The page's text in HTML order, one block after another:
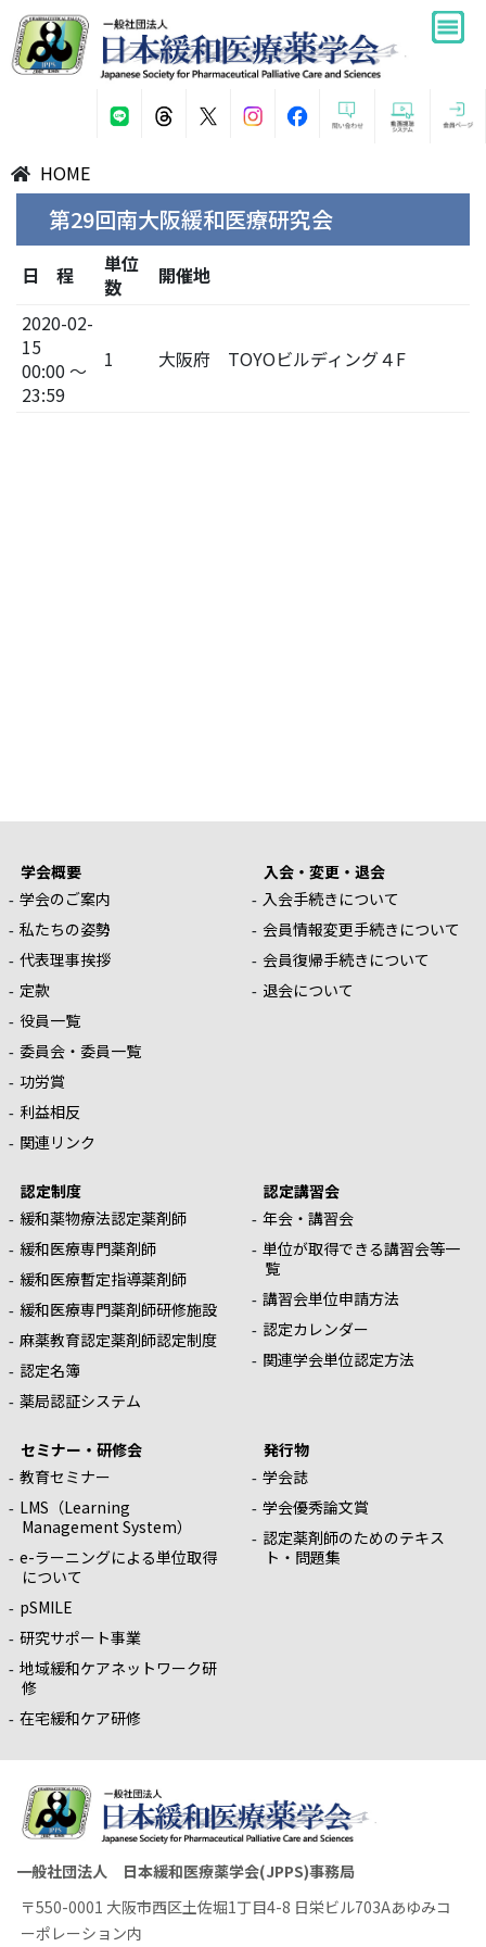
HOME
第29回南大阪緩和医療研究会
日 程
単位
数
開催地
2020-02-
15
00:00 ～
23:59
1 大阪府 TOYOビルディング４F
学会概要
学会のご案内
私たちの姿勢
代表理事挨拶
定款
役員一覧
委員会・委員一覧
功労賞
利益相反
関連リンク
入会・変更・退会
入会手続きについて
会員情報変更手続きについて
会員復帰手続きについて
退会について
認定制度
緩和薬物療法認定薬剤師
緩和医療専門薬剤師
緩和医療暫定指導薬剤師
緩和医療専門薬剤師研修施設
麻薬教育認定薬剤師認定制度
認定名簿
薬局認証システム
認定講習会
年会・講習会
単位が取得できる講習会等一
覧
講習会単位申請方法
認定カレンダー
関連学会単位認定方法
セミナー・研修会
教育セミナー
LMS（Learning
Management System）
e-ラーニングによる単位取得
について
pSMILE
研究サポート事業
地域緩和ケアネットワーク研
修
在宅緩和ケア研修
発行物
学会誌
学会優秀論文賞
認定薬剤師のためのテキス
ト・問題集
一般社団法人 日本緩和医療薬学会(JPPS)事務局
〒550-0001 大阪市西区土佐堀1丁目4-8 日栄ビル703Aあゆみコ
ーポレーション内